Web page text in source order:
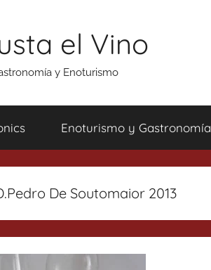
el Vino
y Enoturismo
Enoturismo y Gastronomía
De Soutomaior 2013